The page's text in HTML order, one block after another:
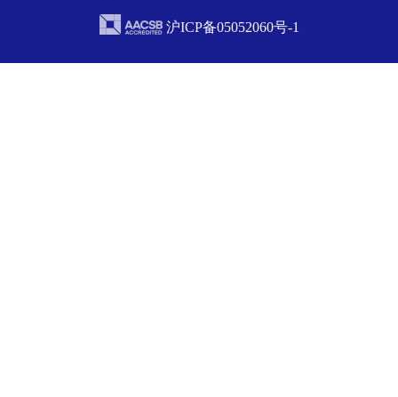
沪ICP备05052060号-1